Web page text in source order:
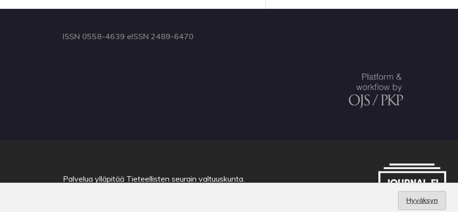
ISSN 0558-4639 eISSN 2489-6470
Hyväksyn
Palvelua ylläpitää Tieteellisten seurain valtuuskunta.